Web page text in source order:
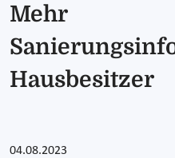
Mehr
Hausbesitzer
04.08.2023